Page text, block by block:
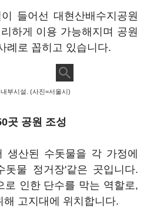
이 들어선 대현산배수지공원
하게 이용 가능해지며 공원
례로 꼽히고 있습니다.
부시설. (사진=서울시)
곳 공원 조성
생산된 수돗물을 각 가정에
물 정거장'같은 곳입니다.
로 인한 단수를 막는 역할로,
고지대에 위치합니다.